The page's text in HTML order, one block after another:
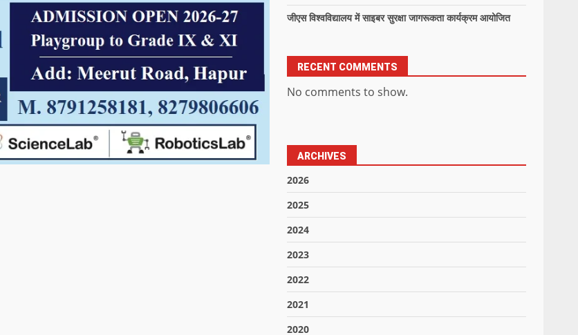
जीएस विश्वविद्यालय में साइबर सुरक्षा जागरूकता कार्यक्रम आयोजित
RECENT COMMENTS
No comments to show.
ARCHIVES
2026
2025
2024
2023
2022
2021
2020